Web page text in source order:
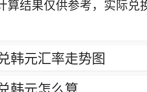
算结果仅供参考，实际
韩元汇率走势图